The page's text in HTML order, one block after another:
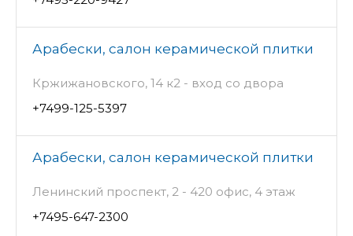
Арабески, салон керамической плитки
Кржижановского, 14 к2 - вход со двора
+7499-125-5397
Арабески, салон керамической плитки
Ленинский проспект, 2 - 420 офис, 4 этаж
+7495-647-2300